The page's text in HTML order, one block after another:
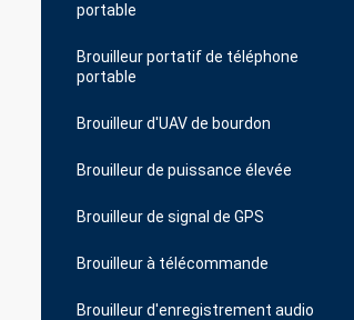
portable
Brouilleur portatif de téléphone
portable
Brouilleur d'UAV de bourdon
Brouilleur de puissance élevée
Brouilleur de signal de GPS
Brouilleur à télécommande
Brouilleur d'enregistrement audio